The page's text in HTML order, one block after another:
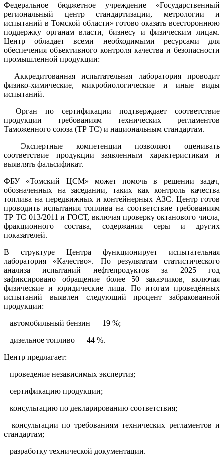
Федеральное бюджетное учреждение «Государственный
региональный центр стандартизации, метрологии и
испытаний в Томской области» готово оказать всестороннюю
поддержку органам власти, бизнесу и физическим лицам.
Центр обладает всеми необходимыми ресурсами для
обеспечения объективного контроля качества и безопасности
промышленной продукции:
– Аккредитованная испытательная лаборатория проводит
физико‑химические, микробиологические и иные виды
испытаний.
– Орган по сертификации подтверждает соответствие
продукции требованиям технических регламентов
Таможенного союза (ТР ТС) и национальным стандартам.
– Экспертные компетенции позволяют оценивать
соответствие продукции заявленным характеристикам и
выявлять фальсификат.
ФБУ «Томский ЦСМ» может помочь в решении задач,
обозначенных на заседании, таких как контроль качества
топлива на передвижных и контейнерных АЗС. Центр готов
проводить испытания топлива на соответствие требованиям
ТР ТС 013/2011 и ГОСТ, включая проверку октанового числа,
фракционного состава, содержания серы и других
показателей.
В структуре Центра функционирует испытательная
лаборатория «Качество». По результатам статистического
анализа испытаний нефтепродуктов за 2025 год
зафиксировано обращение более 50 заказчиков, включая
физические и юридические лица. По итогам проведённых
испытаний выявлен следующий процент забракованной
продукции:
– автомобильный бензин — 19 %;
– дизельное топливо — 44 %.
Центр предлагает:
– проведение независимых экспертиз;
– сертификацию продукции;
– консультацию по декларированию соответствия;
– консультации по требованиям технических регламентов и
стандартам;
– разработку технической документации.